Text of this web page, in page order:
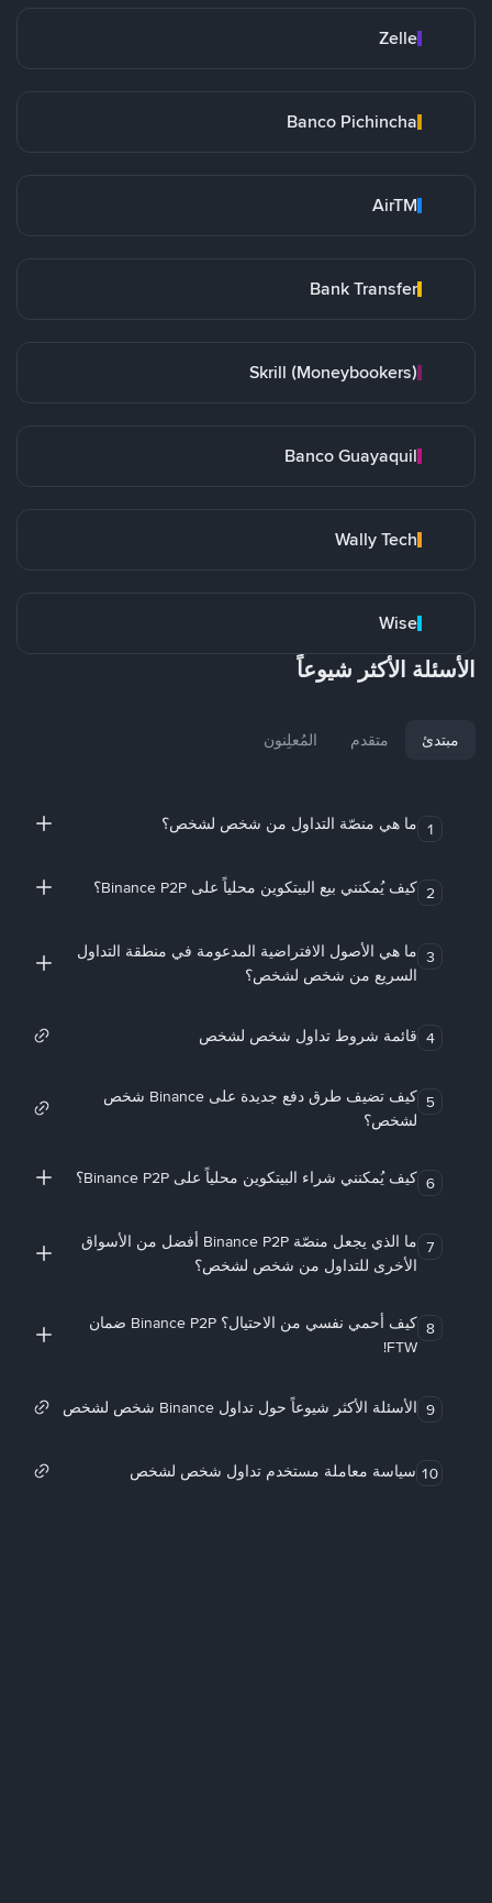
Zelle
Banco Pichincha
AirTM
Bank Transfer
Skrill (Moneybookers)
Banco Guayaquil
Wally Tech
Wise
الأسئلة الأكثر شيوعاً
مبتدئ متقدم المُعلِنون
1 ما هي منصّة التداول من شخص لشخص؟
2 كيف يُمكنني بيع البيتكوين محلياً على Binance P2P؟
3 ما هي الأصول الافتراضية المدعومة في منطقة التداول
السريع من شخص لشخص؟
4 قائمة شروط تداول شخص لشخص
5
كيف تضيف طرق دفع جديدة على Binance شخص
لشخص؟
6 كيف يُمكنني شراء البيتكوين محلياً على Binance P2P؟
7
ما الذي يجعل منصّة Binance P2P أفضل من الأسواق
الأخرى للتداول من شخص لشخص؟
8
كيف أحمي نفسي من الاحتيال؟ Binance P2P ضمان
FTW!
9 الأسئلة الأكثر شيوعاً حول تداول Binance شخص لشخص
10 سياسة معاملة مستخدم تداول شخص لشخص